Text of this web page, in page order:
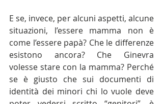
E se, invece, per alcuni aspetti, alcune
situazioni, l’essere mamma non è
come l’essere papà? Che le differenze
esistono ancora? Che Ginevra
volesse stare con la mamma? Perché
se è giusto che sui documenti di
identità dei minori chi lo vuole deve